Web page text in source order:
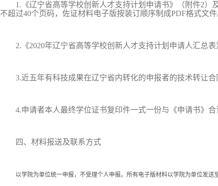
1.《辽宁省高等学校创新人才支持计划申请书》（附件2）
不超过40个页码，佐证材料电子版按装订顺序制成PDF格式文
2.《2020年辽宁省高等学校创新人才支持计划申请人汇总表
3.近五年有科技成果在辽宁省内转化的申报者的技术转让合
4.申请者本人最终学位证书复印件一式一份与《申请书》合
四、材料报送及联系方式
以学院为单位统一申报，不受理个人申报。所有电子版材料以学院为单位发送